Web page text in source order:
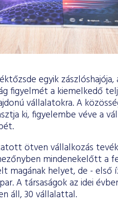
egyik
figyelmét a kiemelkedő
vállalatokra. A
ki, figyelembe véve a
ötven vállalkozás
mindenekelőtt a
magának helyet, de - első
A társaságok az idei
áll, 30 vállalattal.